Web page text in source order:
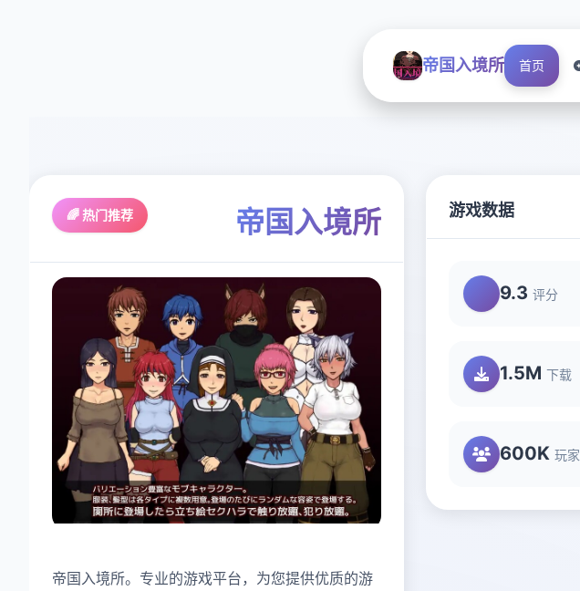
帝国入境所 首页
🌈 热门推荐 帝国入境所
帝国入境所。专业的游戏平台，为您提供优质的游
游戏数据
9.3 评分
1.5M 下载
600K 玩家